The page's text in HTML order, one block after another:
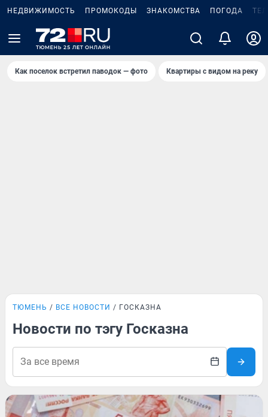
НЕДВИЖИМОСТЬ ПРОМОКОДЫ ЗНАКОМСТВА ПОГОДА
Как поселок встретил паводок — фото Квартиры с видом на реку
ТЮМЕНЬ ВСЕ НОВОСТИ ГОСКАЗНА
Новости по тэгу Госказна